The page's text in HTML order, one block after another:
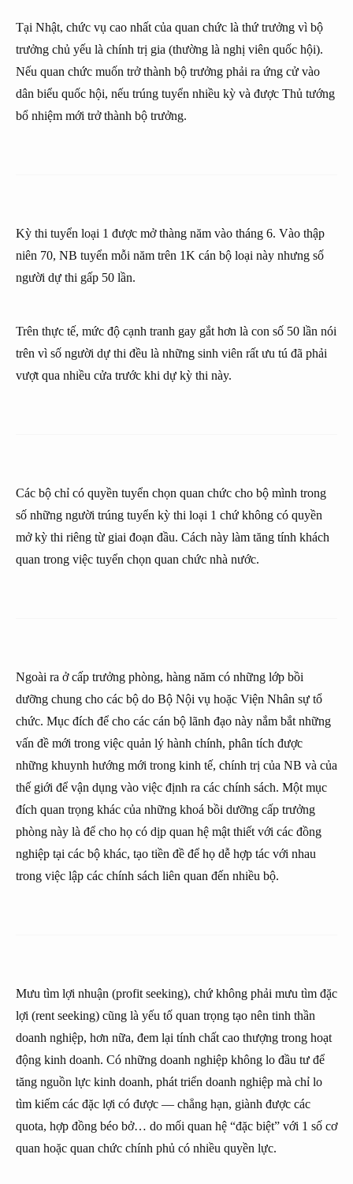
Tại Nhật, chức vụ cao nhất của quan chức là thứ trưởng vì bộ
trưởng chủ yếu là chính trị gia (thường là nghị viên quốc hội).
Nếu quan chức muốn trở thành bộ trưởng phải ra ứng cử vào
dân biểu quốc hội, nếu trúng tuyển nhiều kỳ và được Thủ tướng
bổ nhiệm mới trở thành bộ trưởng.
Kỳ thi tuyển loại 1 được mở thàng năm vào tháng 6. Vào thập
niên 70, NB tuyển mỗi năm trên 1K cán bộ loại này nhưng số
người dự thi gấp 50 lần.
Trên thực tế, mức độ cạnh tranh gay gắt hơn là con số 50 lần nói
trên vì số người dự thi đều là những sinh viên rất ưu tú đã phải
vượt qua nhiều cửa trước khi dự kỳ thi này.
Các bộ chỉ có quyền tuyển chọn quan chức cho bộ mình trong
số những người trúng tuyển kỳ thi loại 1 chứ không có quyền
mở kỳ thi riêng từ giai đoạn đầu. Cách này làm tăng tính khách
quan trong việc tuyển chọn quan chức nhà nước.
Ngoài ra ở cấp trưởng phòng, hàng năm có những lớp bồi
dưỡng chung cho các bộ do Bộ Nội vụ hoặc Viện Nhân sự tổ
chức. Mục đích để cho các cán bộ lãnh đạo này nắm bắt những
vấn đề mới trong việc quản lý hành chính, phân tích được
những khuynh hướng mới trong kinh tế, chính trị của NB và của
thế giới để vận dụng vào việc định ra các chính sách. Một mục
đích quan trọng khác của những khoá bồi dưỡng cấp trưởng
phòng này là để cho họ có dịp quan hệ mật thiết với các đồng
nghiệp tại các bộ khác, tạo tiền đề để họ dễ hợp tác với nhau
trong việc lập các chính sách liên quan đến nhiều bộ.
Mưu tìm lợi nhuận (profit seeking), chứ không phải mưu tìm đặc
lợi (rent seeking) cũng là yếu tố quan trọng tạo nên tinh thần
doanh nghiệp, hơn nữa, đem lại tính chất cao thượng trong hoạt
động kinh doanh. Có những doanh nghiệp không lo đầu tư để
tăng nguồn lực kinh doanh, phát triển doanh nghiệp mà chỉ lo
tìm kiếm các đặc lợi có được — chẳng hạn, giành được các
quota, hợp đồng béo bở… do mối quan hệ “đặc biệt” với 1 số cơ
quan hoặc quan chức chính phủ có nhiều quyền lực.